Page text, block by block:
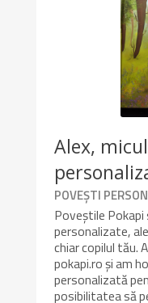
Alex,
POVEȘTI
Poveștile
personalizate,
chiar copilul tău.
pokapi.ro și am
personalizată
posibilitatea să